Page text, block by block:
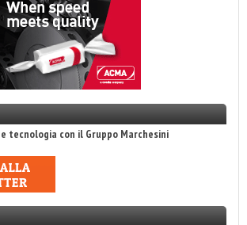
tecnologia con il Gruppo Marchesini